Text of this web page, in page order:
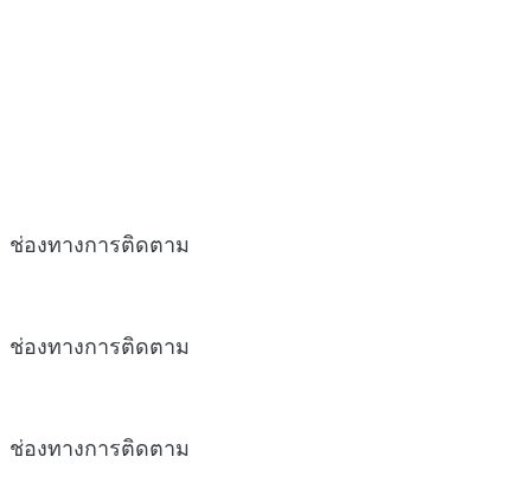
ช่องทางการติดตาม
ช่องทางการติดตาม
ช่องทางการติดตาม